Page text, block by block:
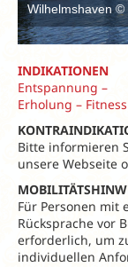
Wilhelmshaven ©
INDIKATIONEN
Entspannung –
Erholung – Fitness
Bitte informieren
unsere Webseite
Für Personen mit
Rücksprache vor
erforderlich, um
individuellen